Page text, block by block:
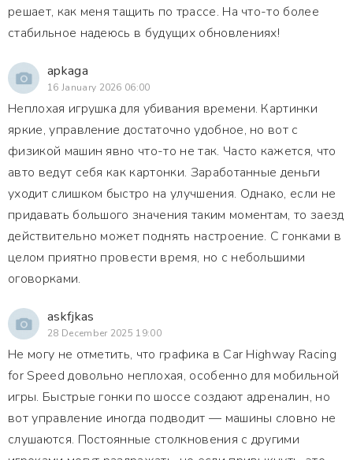
решает, как меня тащить по трассе. На что-то более
стабильное надеюсь в будущих обновлениях!
apkaga
16 January 2026 06:00
Неплохая игрушка для убивания времени. Картинки
яркие, управление достаточно удобное, но вот с
физикой машин явно что-то не так. Часто кажется, что
авто ведут себя как картонки. Заработанные деньги
уходит слишком быстро на улучшения. Однако, если не
придавать большого значения таким моментам, то заезд
действительно может поднять настроение. С гонками в
целом приятно провести время, но с небольшими
оговорками.
askfjkas
28 December 2025 19:00
Не могу не отметить, что графика в Car Highway Racing
for Speed довольно неплохая, особенно для мобильной
игры. Быстрые гонки по шоссе создают адреналин, но
вот управление иногда подводит — машины словно не
слушаются. Постоянные столкновения с другими